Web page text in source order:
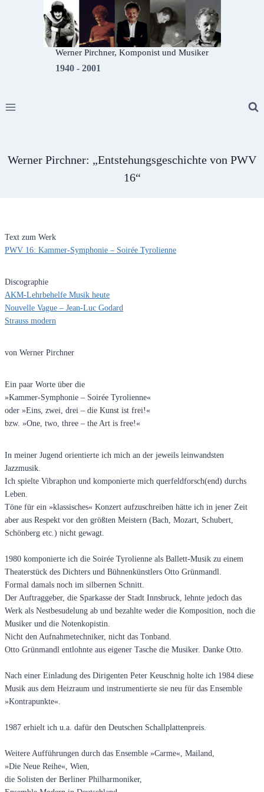
Werner Pirchner, Komponist und Musiker
1940 - 2001
Werner Pirchner: „Entstehungsgeschichte von PWV
16“
Text zum Werk
PWV 16: Kammer-Symphonie – Soirée Tyrolienne
Discographie
AKM-Lehrbehelfe Musik heute
Nouvelle Vague – Jean-Luc Godard
Strauss modern
von Werner Pirchner
Ein paar Worte über die
»Kammer-Symphonie – Soirée Tyrolienne«
oder »Eins, zwei, drei – die Kunst ist frei!«
bzw. »One, two, three – the Art is free!«
In meiner Jugend orientierte ich mich an der jeweils leinwandsten
Jazzmusik.
Ich spielte Vibraphon und komponierte mich querfeldforsch(end) durchs
Leben.
Töne für ein »klassisches« Konzert aufzuschreiben hätte ich in jener Zeit
aber aus Respekt vor den größten Meistern (Bach, Mozart, Schubert,
Schönberg etc.) nicht gewagt.
1980 komponierte ich die Soirée Tyrolienne als Ballett-Musik zu einem
Theaterstück des Dichters und Bühnenkünstlers Otto Grünmandl.
Formal damals noch im silbernen Schnitt.
Der Auftraggeber, die Sparkasse der Stadt Innsbruck, lehnte jedoch das
Werk als Nestbesudelung ab und bezahlte weder die Komposition, noch die
Musiker und die Notenkopistin.
Nicht den Aufnahmetechniker, nicht das Tonband.
Otto Grünmandl entlohnte aus eigener Tasche die Musiker. Danke Otto.
Nach einer Einladung des Dirigenten Peter Keuschnig holte ich 1984 diese
Musik aus dem Heizraum und instrumentierte sie neu für das Ensemble
»Kontrapunkte«.
1987 erhielt ich u.a. dafür den Deutschen Schallplattenpreis.
Weitere Aufführungen durch das Ensemble »Carme«, Mailand,
»Die Neue Reihe«, Wien,
die Solisten der Berliner Philharmoniker,